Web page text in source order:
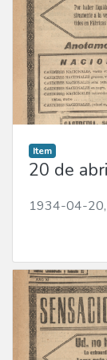
Item
20 de
1934-04-20,